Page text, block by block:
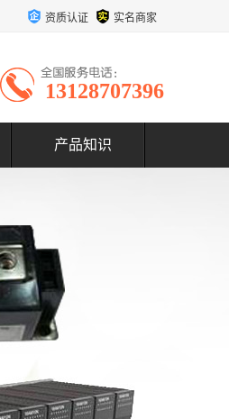
资质认证 实名商家
13128707396
产品知识